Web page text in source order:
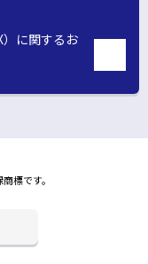
開
に関するお
標です。